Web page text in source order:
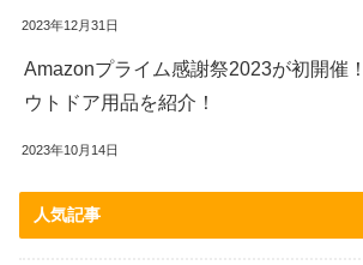
2023年12月31日
Amazonプライム感謝祭2023が初開催
ウトドア用品を紹介！
2023年10月14日
人気記事